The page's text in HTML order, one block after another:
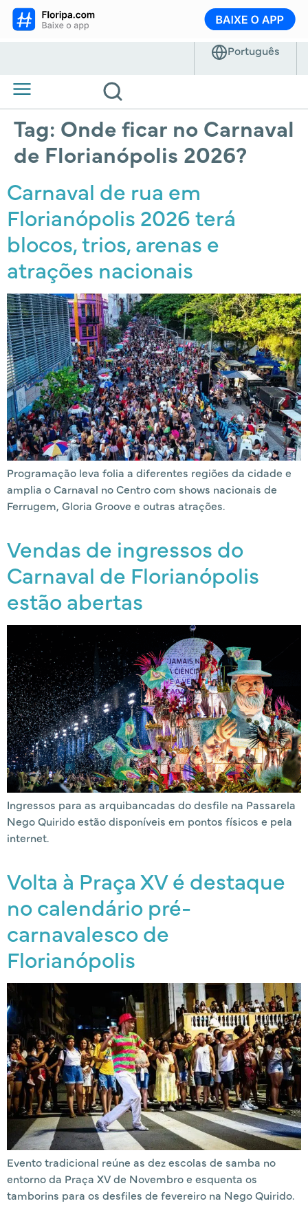
Tag: Onde ficar no Carnaval
de Florianópolis 2026?
Carnaval de rua em
Florianópolis 2026 terá
blocos, trios, arenas e
atrações nacionais
Programação leva folia a diferentes regiões da cidade e
amplia o Carnaval no Centro com shows nacionais de
Ferrugem, Gloria Groove e outras atrações.
Vendas de ingressos do
Carnaval de Florianópolis
estão abertas
Ingressos para as arquibancadas do desfile na Passarela
Nego Quirido estão disponíveis em pontos físicos e pela
internet.
Volta à Praça XV é destaque
no calendário pré-
carnavalesco de
Florianópolis
Evento tradicional reúne as dez escolas de samba no
entorno da Praça XV de Novembro e esquenta os
tamborins para os desfiles de fevereiro na Nego Quirido.